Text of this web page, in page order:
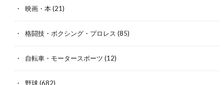
映画・本(21)
格闘技・ボクシング・プロレス (85)
自転車・モータースポーツ (12)
野球(682)